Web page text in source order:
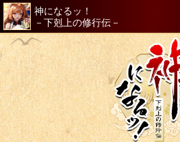
神になるッ！
－下剋上の修行伝－